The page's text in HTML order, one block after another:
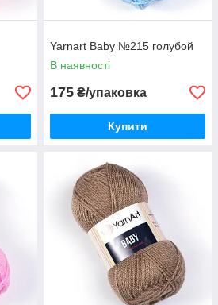
Yarnart Baby №215 голубой
В наявності
175 ₴/упаковка
Купити